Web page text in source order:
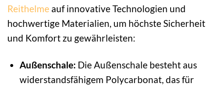
Reithelme auf innovative Technologien und
hochwertige Materialien, um höchste Sicherheit
und Komfort zu gewährleisten:
Außenschale: Die Außenschale besteht aus
widerstandsfähigem Polycarbonat, das für